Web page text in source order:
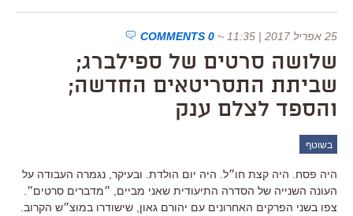
25 אפריל 2017 | 11:35 ~
0 COMMENTS
שלושה סרטים של ספילברג;
שביתת התסריטאים החדשה;
והספד לצלם ענק
בשוטף
היה פסח. היה קצת חו״ל. היה יום הולדת. ובעיקר, נגמרה העבודה על
העונה השנייה של הסדרה התיעודית שאני מביים, ״מדברים סרטים״.
צפו בשני הפרקים האחרונים עם יהורם גאון, שישודרו במוצ״ש הקרוב.